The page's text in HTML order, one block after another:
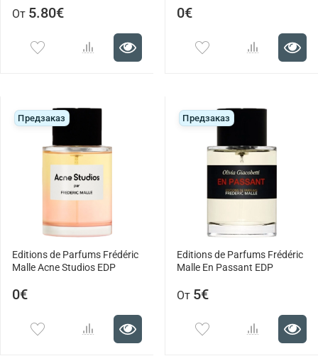
От 5.80€ 0€
Предзаказ
Editions de Parfums Frédéric
Malle Acne Studios EDP
0€
Предзаказ
Editions de Parfums Frédéric
Malle En Passant EDP
От 5€